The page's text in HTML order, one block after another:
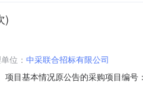
)
位： 中采联合招标有限公司
目基本情况原公告的采购项目编
食材配送服务):四、凡对本次公告